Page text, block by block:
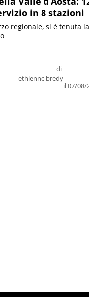
in 8 stazioni
di
ethienne bredy
il 07/08/
regionale, si è tenuta la